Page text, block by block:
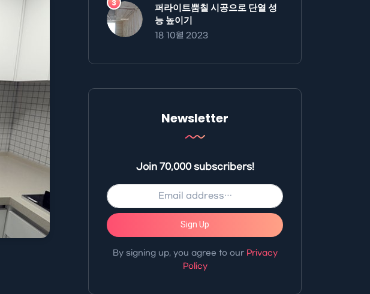
퍼라이트뿜칠 시공으로 단열 성
능 높이기
18 10월 2023
Newsletter
Join 70,000 subscribers!
Sign Up
By signing up, you agree to our Privacy
Policy